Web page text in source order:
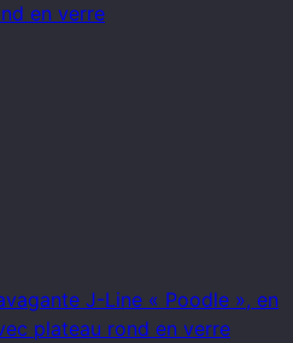
en verre
J-Line « Poodle », en
plateau rond en verre